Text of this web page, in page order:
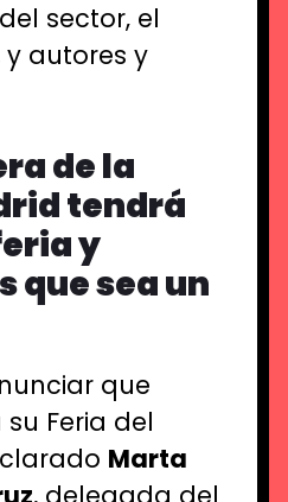
sector, el
y autores y
de la
tendrá
y
que sea un
que
Feria del
Marta